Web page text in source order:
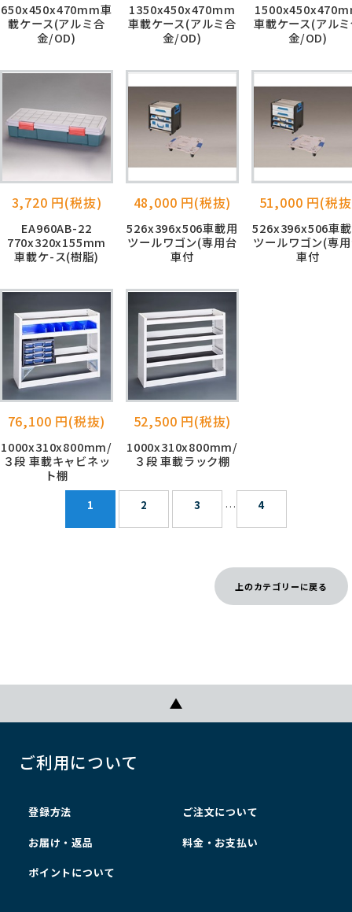
650x450x470mm車
載ケース(アルミ合
金/OD)
1350x450x470mm
車載ケース(アルミ合
金/OD)
車載ケース(アル
金/OD)
3,720 円(税抜)
EA960AB-22
770x320x155mm
車載ケ-ス(樹脂)
48,000 円(税抜)
526x396x506車載用
ツールワゴン(専用台
車付
51,000 円(税
526x396x506車
ツールワゴン(専
車付
76,100 円(税抜)
1000x310x800mm/
３段 車載キャビネッ
ト棚
52,500 円(税抜)
1000x310x800mm/
３段 車載ラック棚
1 2 3 … 4
上のカテゴリーに戻る
ご利用について
登録方法 ご注文について
お届け・返品 料金・お支払い
ポイントについて